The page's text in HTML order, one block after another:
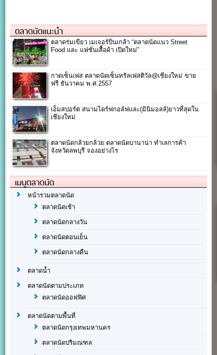
ตลาดนัดแนะนำ
ตลาดร่มเขียว เมเจอร์ปิ่นเกล้า “ตลาดนัดแนว Street
Food และ แฟชั่นเสื้อผ้า เปิดใหม่”
กาดเซ็นเฟส ตลาดนัดเซ็นทรัลเฟสติวัล@เชียงใหม่ ขาย
ฟรี ธันวาคม พ.ศ.2557
เอ็มสปอร์ต สนามไดร์ฟกอล์ฟและ(มินิมอลล์)ยาวที่สุดใน
เชียงใหม่
ตลาดนัดกล้วยกล้วย ตลาดนัดบานาน่า ทำเลการค้า
จังหวัดลพบุรี จองอย่างไร
เมนูตลาดนัด
หน้ารวมตลาดนัด
ตลาดนัดเช้า
ตลาดนัดกลางวัน
ตลาดนัดตอนเย็น
ตลาดนัดกลางคืน
ตลาดน้ำ
ตลาดนัดตามประเภท
ตลาดนัดออฟฟิศ
ตลาดนัดตามพื้นที่
ตลาดนัดกรุงเทพมหานคร
ตลาดนัดปริมณฑล